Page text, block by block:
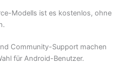
Modells ist es kostenlos, ohne
Community-Support machen
für Android-Benutzer.